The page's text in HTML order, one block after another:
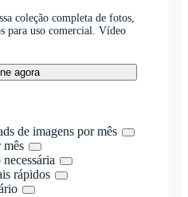
coleção completa de fotos,
para uso comercial. Vídeo
agora
de imagens por mês
mês
rápidos